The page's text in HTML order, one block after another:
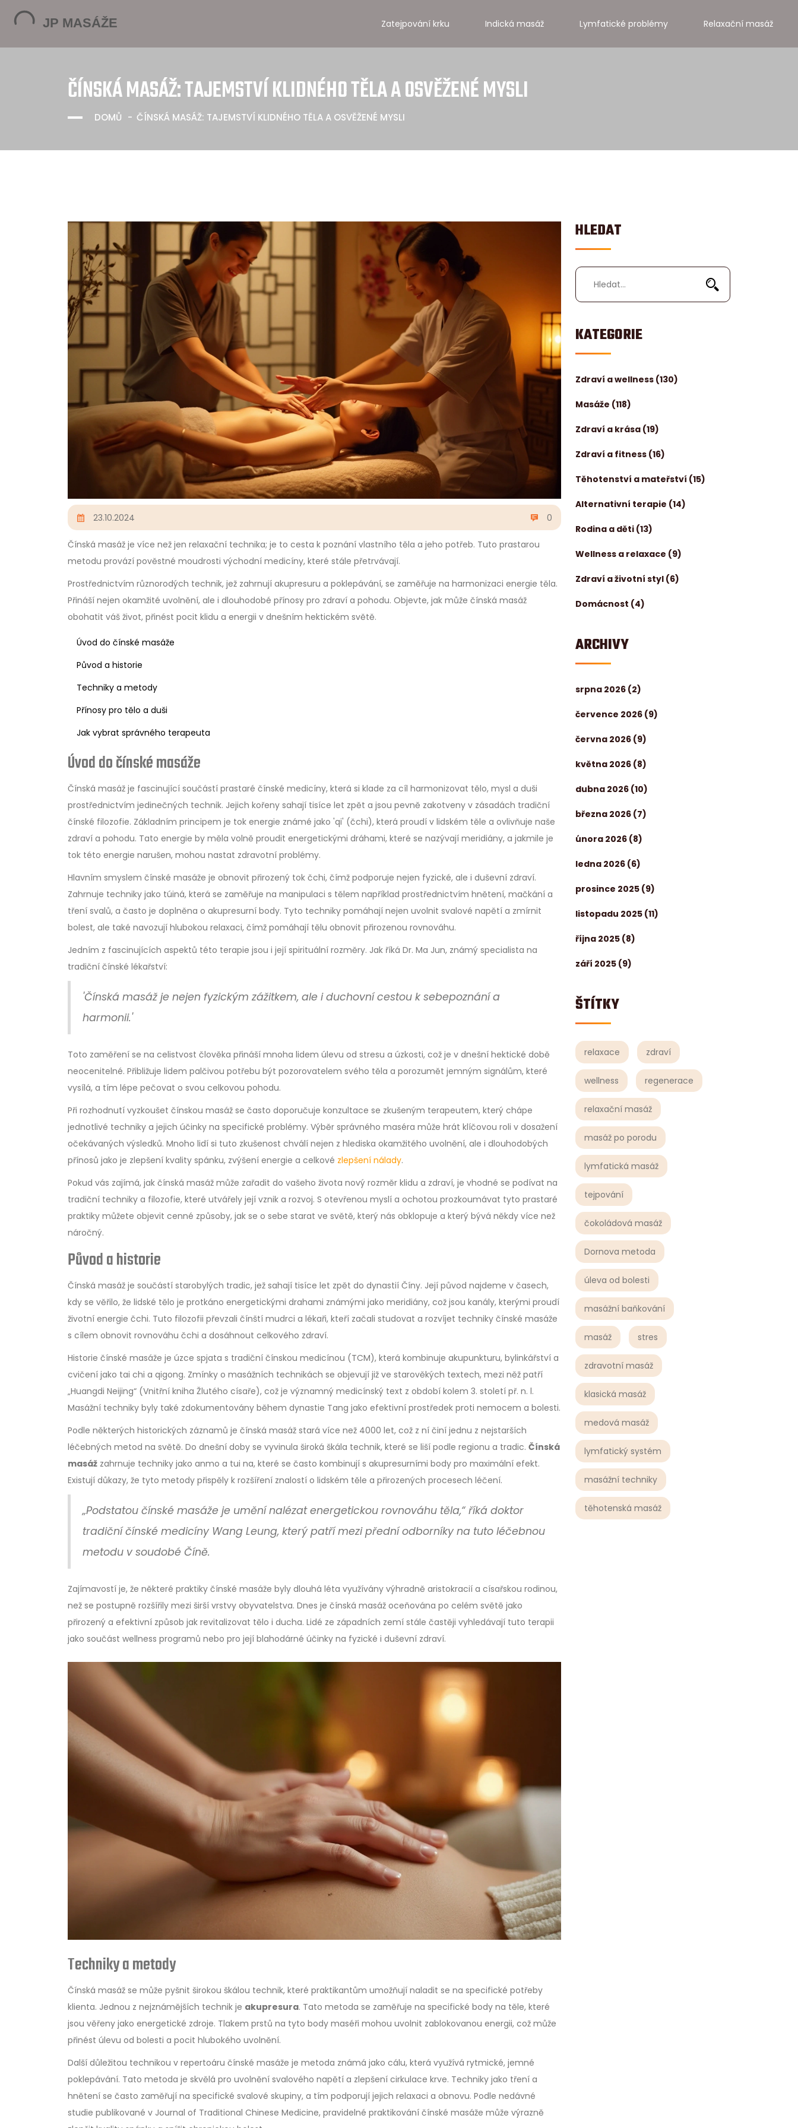
Zatejpování krku Indická masáž Lymfatické problémy Relaxační masáž
ČÍNSKÁ MASÁŽ: TAJEMSTVÍ KLIDNÉHO TĚLA A OSVĚŽENÉ MYSLI
DOMŮ ČÍNSKÁ MASÁŽ: TAJEMSTVÍ KLIDNÉHO TĚLA A OSVĚŽENÉ MYSLI
HLEDAT
KATEGORIE
Zdraví a wellness (130)
Masáže (118)
Zdraví a krása (19)
Zdraví a fitness (16)
Těhotenství a mateřství (15)
Alternativní terapie (14)
Rodina a děti (13)
Wellness a relaxace (9)
Zdraví a životní styl (6)
Domácnost (4)
ARCHIVY
srpna 2026 (2)
července 2026 (9)
června 2026 (9)
května 2026 (8)
dubna 2026 (10)
března 2026 (7)
února 2026 (8)
ledna 2026 (6)
prosince 2025 (9)
listopadu 2025 (11)
října 2025 (8)
září 2025 (9)
ŠTÍTKY
relaxace zdraví
wellness regenerace
relaxační masáž
masáž po porodu
lymfatická masáž
tejpování
čokoládová masáž
Dornova metoda
úleva od bolesti
masážní baňkování
masáž stres
zdravotní masáž
klasická masáž
medová masáž
lymfatický systém
masážní techniky
těhotenská masáž
23.10.2024 0
Čínská masáž je více než jen relaxační technika; je to cesta k poznání vlastního těla a jeho potřeb. Tuto prastarou
metodu provází pověstné moudrosti východní medicíny, které stále přetrvávají.
Prostřednictvím různorodých technik, jež zahrnují akupresuru a poklepávání, se zaměřuje na harmonizaci energie těla.
Přináší nejen okamžité uvolnění, ale i dlouhodobé přínosy pro zdraví a pohodu. Objevte, jak může čínská masáž
obohatit váš život, přinést pocit klidu a energii v dnešním hektickém světě.
Úvod do čínské masáže
Původ a historie
Techniky a metody
Přínosy pro tělo a duši
Jak vybrat správného terapeuta
Úvod do čínské masáže
Čínská masáž je fascinující součástí prastaré čínské medicíny, která si klade za cíl harmonizovat tělo, mysl a duši
prostřednictvím jedinečných technik. Jejich kořeny sahají tisíce let zpět a jsou pevně zakotveny v zásadách tradiční
čínské filozofie. Základním principem je tok energie známé jako 'qi' (čchi), která proudí v lidském těle a ovlivňuje naše
zdraví a pohodu. Tato energie by měla volně proudit energetickými dráhami, které se nazývají meridiány, a jakmile je
tok této energie narušen, mohou nastat zdravotní problémy.
Hlavním smyslem čínské masáže je obnovit přirozený tok čchi, čímž podporuje nejen fyzické, ale i duševní zdraví.
Zahrnuje techniky jako túiná, která se zaměřuje na manipulaci s tělem například prostřednictvím hnětení, mačkání a
tření svalů, a často je doplněna o akupresurní body. Tyto techniky pomáhají nejen uvolnit svalové napětí a zmírnit
bolest, ale také navozují hlubokou relaxaci, čímž pomáhají tělu obnovit přirozenou rovnováhu.
Jedním z fascinujících aspektů této terapie jsou i její spirituální rozměry. Jak říká Dr. Ma Jun, známý specialista na
tradiční čínské lékařství:
'Čínská masáž je nejen fyzickým zážitkem, ale i duchovní cestou k sebepoznání a
harmonii.'
Toto zaměření se na celistvost člověka přináší mnoha lidem úlevu od stresu a úzkosti, což je v dnešní hektické době
neocenitelné. Přibližuje lidem palčivou potřebu být pozorovatelem svého těla a porozumět jemným signálům, které
vysílá, a tím lépe pečovat o svou celkovou pohodu.
Při rozhodnutí vyzkoušet čínskou masáž se často doporučuje konzultace se zkušeným terapeutem, který chápe
jednotlivé techniky a jejich účinky na specifické problémy. Výběr správného maséra může hrát klíčovou roli v dosažení
očekávaných výsledků. Mnoho lidí si tuto zkušenost chválí nejen z hlediska okamžitého uvolnění, ale i dlouhodobých
přínosů jako je zlepšení kvality spánku, zvýšení energie a celkové zlepšení nálady.
Pokud vás zajímá, jak čínská masáž může zařadit do vašeho života nový rozměr klidu a zdraví, je vhodné se podívat na
tradiční techniky a filozofie, které utvářely její vznik a rozvoj. S otevřenou myslí a ochotou prozkoumávat tyto prastaré
praktiky můžete objevit cenné způsoby, jak se o sebe starat ve světě, který nás obklopuje a který bývá někdy více než
náročný.
Původ a historie
Čínská masáž je součástí starobylých tradic, jež sahají tisíce let zpět do dynastií Číny. Její původ najdeme v časech,
kdy se věřilo, že lidské tělo je protkáno energetickými drahami známými jako meridiány, což jsou kanály, kterými proudí
životní energie čchi. Tuto filozofii převzali čínští mudrci a lékaři, kteří začali studovat a rozvíjet techniky čínské masáže
s cílem obnovit rovnováhu čchi a dosáhnout celkového zdraví.
Historie čínské masáže je úzce spjata s tradiční čínskou medicínou (TCM), která kombinuje akupunkturu, bylinkářství a
cvičení jako tai chi a qigong. Zmínky o masážních technikách se objevují již ve starověkých textech, mezi něž patří
„Huangdi Neijing“ (Vnitřní kniha Žlutého císaře), což je významný medicínský text z období kolem 3. století př. n. l.
Masážní techniky byly také zdokumentovány během dynastie Tang jako efektivní prostředek proti nemocem a bolesti.
Podle některých historických záznamů je čínská masáž stará více než 4000 let, což z ní činí jednu z nejstarších
léčebných metod na světě. Do dnešní doby se vyvinula široká škála technik, které se liší podle regionu a tradic. Čínská
masáž zahrnuje techniky jako anmo a tui na, které se často kombinují s akupresurními body pro maximální efekt.
Existují důkazy, že tyto metody přispěly k rozšíření znalostí o lidském těle a přirozených procesech léčení.
„Podstatou čínské masáže je umění nalézat energetickou rovnováhu těla,“ říká doktor
tradiční čínské medicíny Wang Leung, který patří mezi přední odborníky na tuto léčebnou
metodu v soudobé Číně.
Zajímavostí je, že některé praktiky čínské masáže byly dlouhá léta využívány výhradně aristokracií a císařskou rodinou,
než se postupně rozšířily mezi širší vrstvy obyvatelstva. Dnes je čínská masáž oceňována po celém světě jako
přirozený a efektivní způsob jak revitalizovat tělo i ducha. Lidé ze západních zemí stále častěji vyhledávají tuto terapii
jako součást wellness programů nebo pro její blahodárné účinky na fyzické i duševní zdraví.
Techniky a metody
Čínská masáž se může pyšnit širokou škálou technik, které praktikantům umožňují naladit se na specifické potřeby
klienta. Jednou z nejznámějších technik je akupresura. Tato metoda se zaměřuje na specifické body na těle, které
jsou věřeny jako energetické zdroje. Tlakem prstů na tyto body maséři mohou uvolnit zablokovanou energii, což může
přinést úlevu od bolesti a pocit hlubokého uvolnění.
Další důležitou technikou v repertoáru čínské masáže je metoda známá jako cálu, která využívá rytmické, jemné
poklepávání. Tato metoda je skvělá pro uvolnění svalového napětí a zlepšení cirkulace krve. Techniky jako tření a
hnětení se často zaměřují na specifické svalové skupiny, a tím podporují jejich relaxaci a obnovu. Podle nedávné
studie publikované v Journal of Traditional Chinese Medicine, pravidelné praktikování čínské masáže může výrazně